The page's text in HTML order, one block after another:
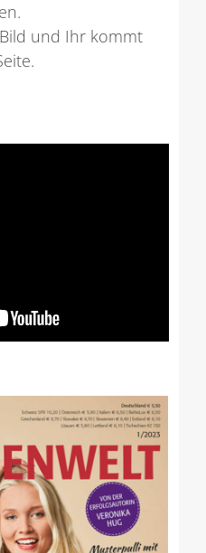
und Ihr kommt